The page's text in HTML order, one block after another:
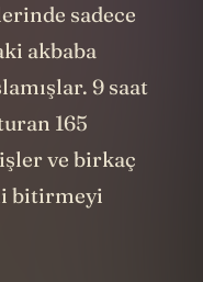
sadece
akbaba
9 saat
165
ve birkaç
bitirmeyi